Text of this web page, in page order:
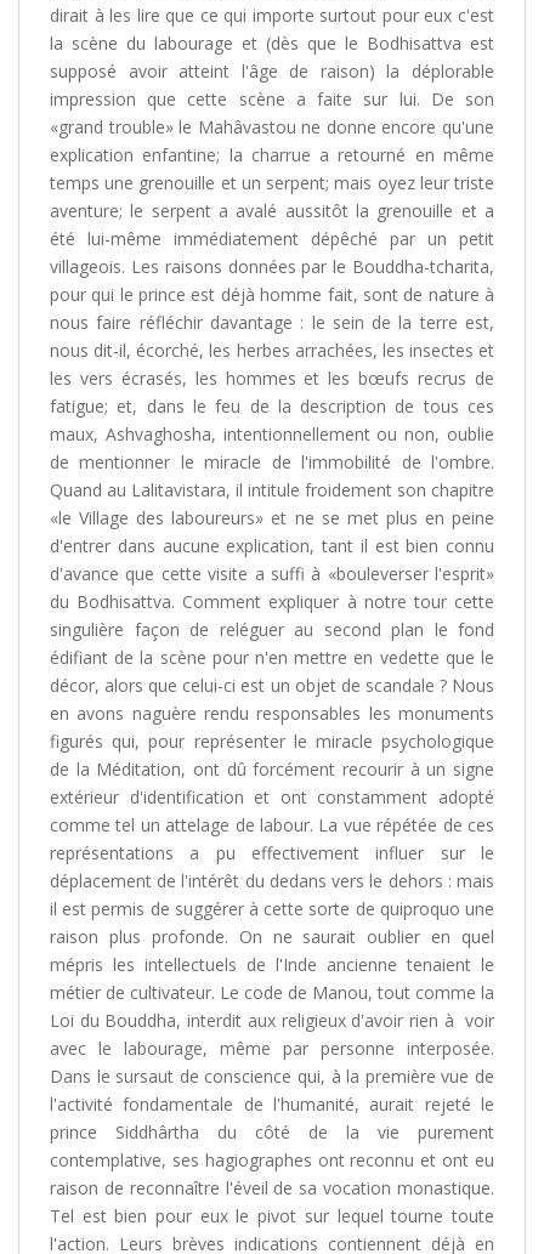
dirait à les lire que ce qui importe surtout pour eux c'est
la scène du labourage et (dès que le Bodhisattva est
supposé avoir atteint l'âge de raison) la déplorable
impression que cette scène a faite sur lui. De son
«grand trouble» le Mahâvastou ne donne encore qu'une
explication enfantine; la charrue a retourné en même
temps une grenouille et un serpent; mais oyez leur triste
aventure; le serpent a avalé aussitôt la grenouille et a
été lui-même immédiatement dépêché par un petit
villageois. Les raisons données par le Bouddha-tcharita,
pour qui le prince est déjà homme fait, sont de nature à
nous faire réfléchir davantage : le sein de la terre est,
nous dit-il, écorché, les herbes arrachées, les insectes et
les vers écrasés, les hommes et les bœufs recrus de
fatigue; et, dans le feu de la description de tous ces
maux, Ashvaghosha, intentionnellement ou non, oublie
de mentionner le miracle de l'immobilité de l'ombre.
Quand au Lalitavistara, il intitule froidement son chapitre
«le Village des laboureurs» et ne se met plus en peine
d'entrer dans aucune explication, tant il est bien connu
d'avance que cette visite a suffi à «bouleverser l'esprit»
du Bodhisattva. Comment expliquer à notre tour cette
singulière façon de reléguer au second plan le fond
édifiant de la scène pour n'en mettre en vedette que le
décor, alors que celui-ci est un objet de scandale ? Nous
en avons naguère rendu responsables les monuments
figurés qui, pour représenter le miracle psychologique
de la Méditation, ont dû forcément recourir à un signe
extérieur d'identification et ont constamment adopté
comme tel un attelage de labour. La vue répétée de ces
représentations a pu effectivement influer sur le
déplacement de l'intérêt du dedans vers le dehors : mais
il est permis de suggérer à cette sorte de quiproquo une
raison plus profonde. On ne saurait oublier en quel
mépris les intellectuels de l'Inde ancienne tenaient le
métier de cultivateur. Le code de Manou, tout comme la
Loi du Bouddha, interdit aux religieux d'avoir rien à voir
avec le labourage, même par personne interposée.
Dans le sursaut de conscience qui, à la première vue de
l'activité fondamentale de l'humanité, aurait rejeté le
prince Siddhârtha du côté de la vie purement
contemplative, ses hagiographes ont reconnu et ont eu
raison de reconnaître l'éveil de sa vocation monastique.
Tel est bien pour eux le pivot sur lequel tourne toute
l'action. Leurs brèves indications contiennent déjà en